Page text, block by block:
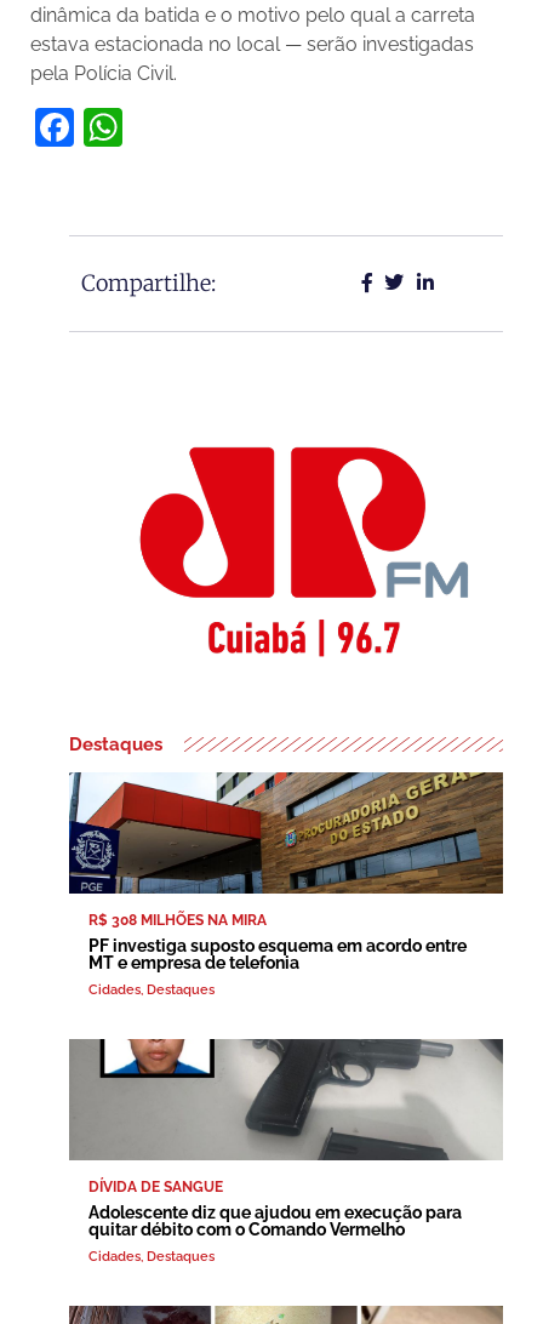
dinâmica da batida e o motivo pelo qual a carreta
estava estacionada no local — serão investigadas
pela Polícia Civil.
Facebook
Compartilhe:
Destaques
R$ 308 MILHÕES NA MIRA
PF investiga suposto esquema em acordo entre
MT e empresa de telefonia
Cidades, Destaques
DÍVIDA DE SANGUE
Adolescente diz que ajudou em execução para
quitar débito com o Comando Vermelho
Cidades, Destaques